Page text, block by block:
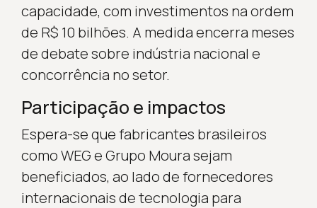
capacidade, com investimentos na ordem
de R$ 10 bilhões. A medida encerra meses
de debate sobre indústria nacional e
concorrência no setor.
Participação e impactos
Espera-se que fabricantes brasileiros
como WEG e Grupo Moura sejam
beneficiados, ao lado de fornecedores
internacionais de tecnologia para